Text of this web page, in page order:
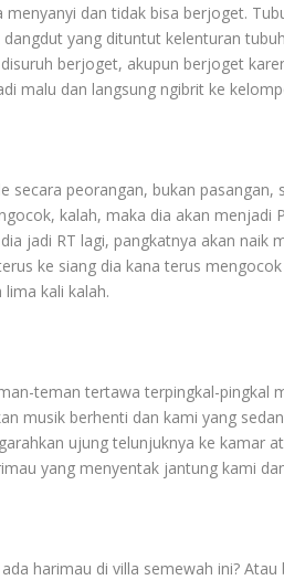
menyanyi dan tidak bisa berjoget.
yang dituntut kelenturan
berjoget, akupun berjoget
malu dan langsung ngibrit ke
secara peorangan, bukan
kalah, maka dia akan menjadi
jadi RT lagi, pangkatnya akan naik
ke siang dia kana terus
lima kali kalah.
teman tertawa terpingkal-pingkal
musik berhenti dan kami yang
ujung telunjuknya ke kamar
yang menyentak jantung kami
harimau di villa semewah ini?